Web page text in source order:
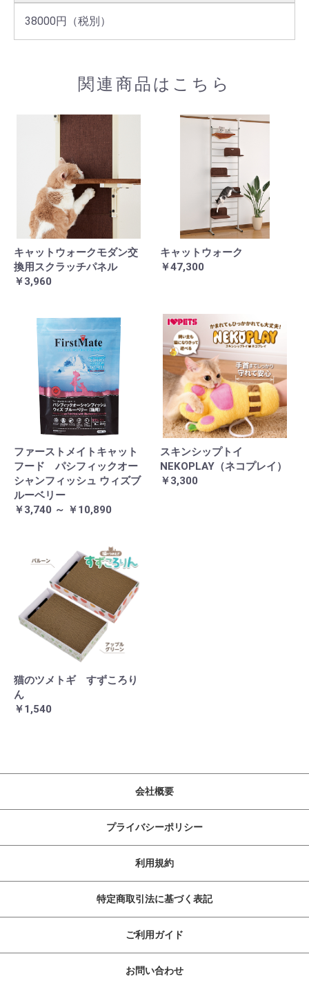
38000円（税別）
関連商品はこちら
キャットウォークモダン交
換用スクラッチパネル
￥3,960
キャットウォーク
￥47,300
ファーストメイトキャット
フード パシフィックオー
シャンフィッシュ ウィズブ
ルーベリー
￥3,740 ～ ￥10,890
スキンシップトイ
NEKOPLAY（ネコプレイ）
￥3,300
猫のツメトギ すずころり
ん
￥1,540
会社概要
プライバシーポリシー
利用規約
特定商取引法に基づく表記
ご利用ガイド
お問い合わせ